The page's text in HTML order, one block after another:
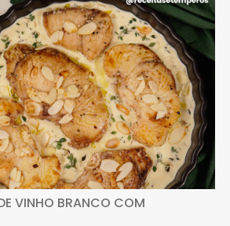
VINHO BRANCO COM